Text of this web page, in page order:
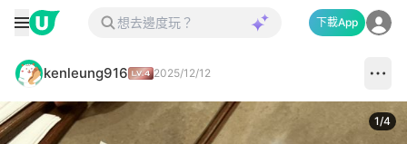
下載App
kenleung916 2025/12/12
1/4